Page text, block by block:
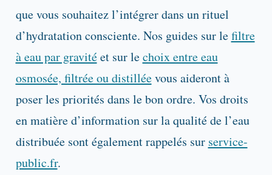
que vous souhaitez l’intégrer dans un rituel
d’hydratation consciente. Nos guides sur lefiltre
à eau par gravitéet sur lechoix entre eau
osmosée, filtrée ou distilléevous aideront à
poser les priorités dans le bon ordre. Vos droits
en matière d’information sur la qualité de l’eau
distribuée sont également rappelés sur service-
public.fr.